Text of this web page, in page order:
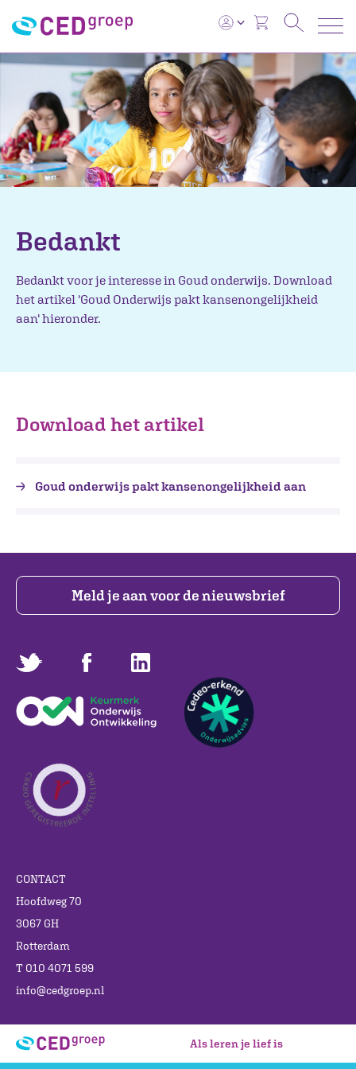
Bedankt
Bedankt voor je interesse in Goud onderwijs. Download
het artikel 'Goud Onderwijs pakt kansenongelijkheid
aan' hieronder.
Download het artikel
Goud onderwijs pakt kansenongelijkheid aan
Meld je aan voor de nieuwsbrief
CONTACT
Hoofdweg 70
3067 GH
Rotterdam
T 010 4071 599
info@cedgroep.nl
Als leren je lief is